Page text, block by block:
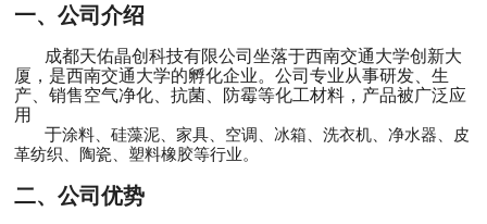
一、公司介绍
成都天佑晶创科技有限公司坐落于西南交通大学创新大
厦，是西南交通大学的孵化企业。公司专业从事研发、生
产、销售空气净化、抗菌、防霉等化工材料，产品被广泛应
用
于涂料、硅藻泥、家具、空调、 冰箱、洗衣机、净水器、皮
革纺织、陶瓷、塑料橡胶等行业。
二、公司优势